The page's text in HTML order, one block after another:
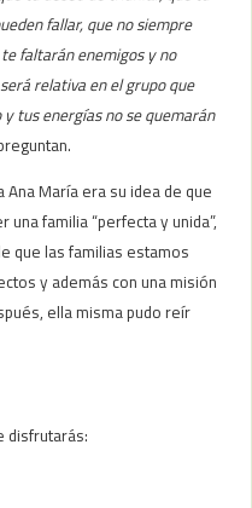
fallar, que no siempre
faltarán enemigos y no
relativa en el grupo que
tus energías no se quemarán
María era su idea de que
familia “perfecta y unida”,
que las familias estamos
y además con una misión
ella misma pudo reír
disfrutarás: